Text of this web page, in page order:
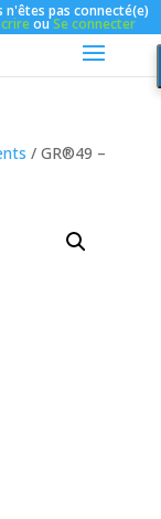
n'êtes pas connecté(e)
ouSe connecter
/ GR®49 –